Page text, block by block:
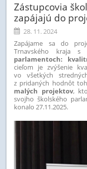
Zástupcovia
zapájajú do
28. 11. 2024
Zapájame sa do
Trnavského kraja s
parlamentoch:
cieľom je zvýšenie
vo všetkých
z pridaných hodnôt
malých projektov,
svojho školského
konalo 27.11.2025.